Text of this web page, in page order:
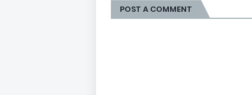
POST A COMMENT